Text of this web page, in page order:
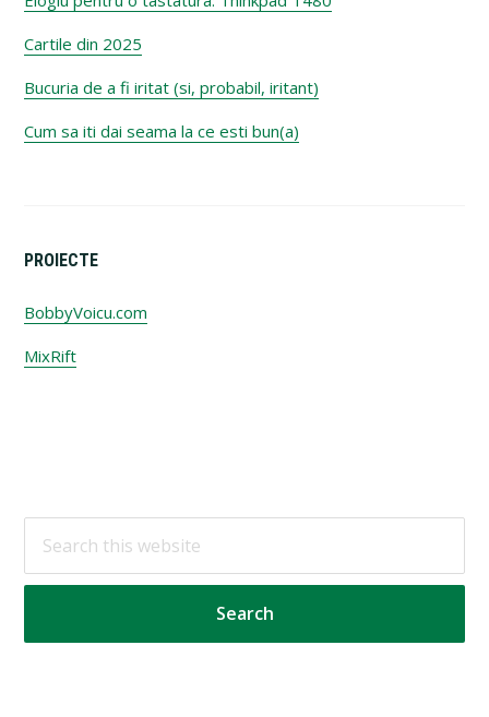
Cartile din 2025
Bucuria de a fi iritat (si, probabil, iritant)
Cum sa iti dai seama la ce esti bun(a)
PROIECTE
BobbyVoicu.com
MixRift
Footer
this
website